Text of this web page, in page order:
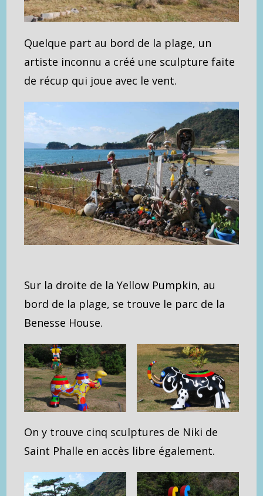
Quelque part au bord de la plage, un
artiste inconnu a créé une sculpture faite
de récup qui joue avec le vent.
Sur la droite de la Yellow Pumpkin, au
bord de la plage, se trouve le parc de la
Benesse House.
On y trouve cinq sculptures de Niki de
Saint Phalle en accès libre également.